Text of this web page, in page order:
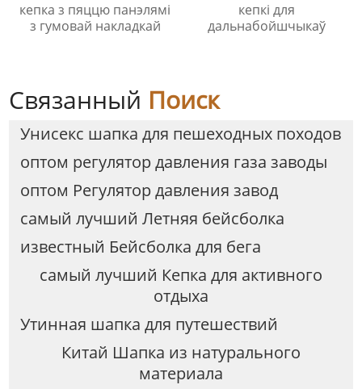
кепка з пяццю панэлямі
з гумовай накладкай
кепкі для
дальнабойшчыкаў
Связанный Поиск
Унисекс шапка для пешеходных походов
оптом регулятор давления газа заводы
оптом Регулятор давления завод
самый лучший Летняя бейсболка
известный Бейсболка для бега
самый лучший Кепка для активного
отдыха
Утинная шапка для путешествий
Китай Шапка из натурального
материала